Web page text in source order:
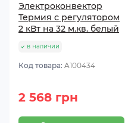
Электроконвектор
Термия с регулятором
2 кВт на 32 м.кв. белый
в наличии
Код товара: A100434
2 568 грн